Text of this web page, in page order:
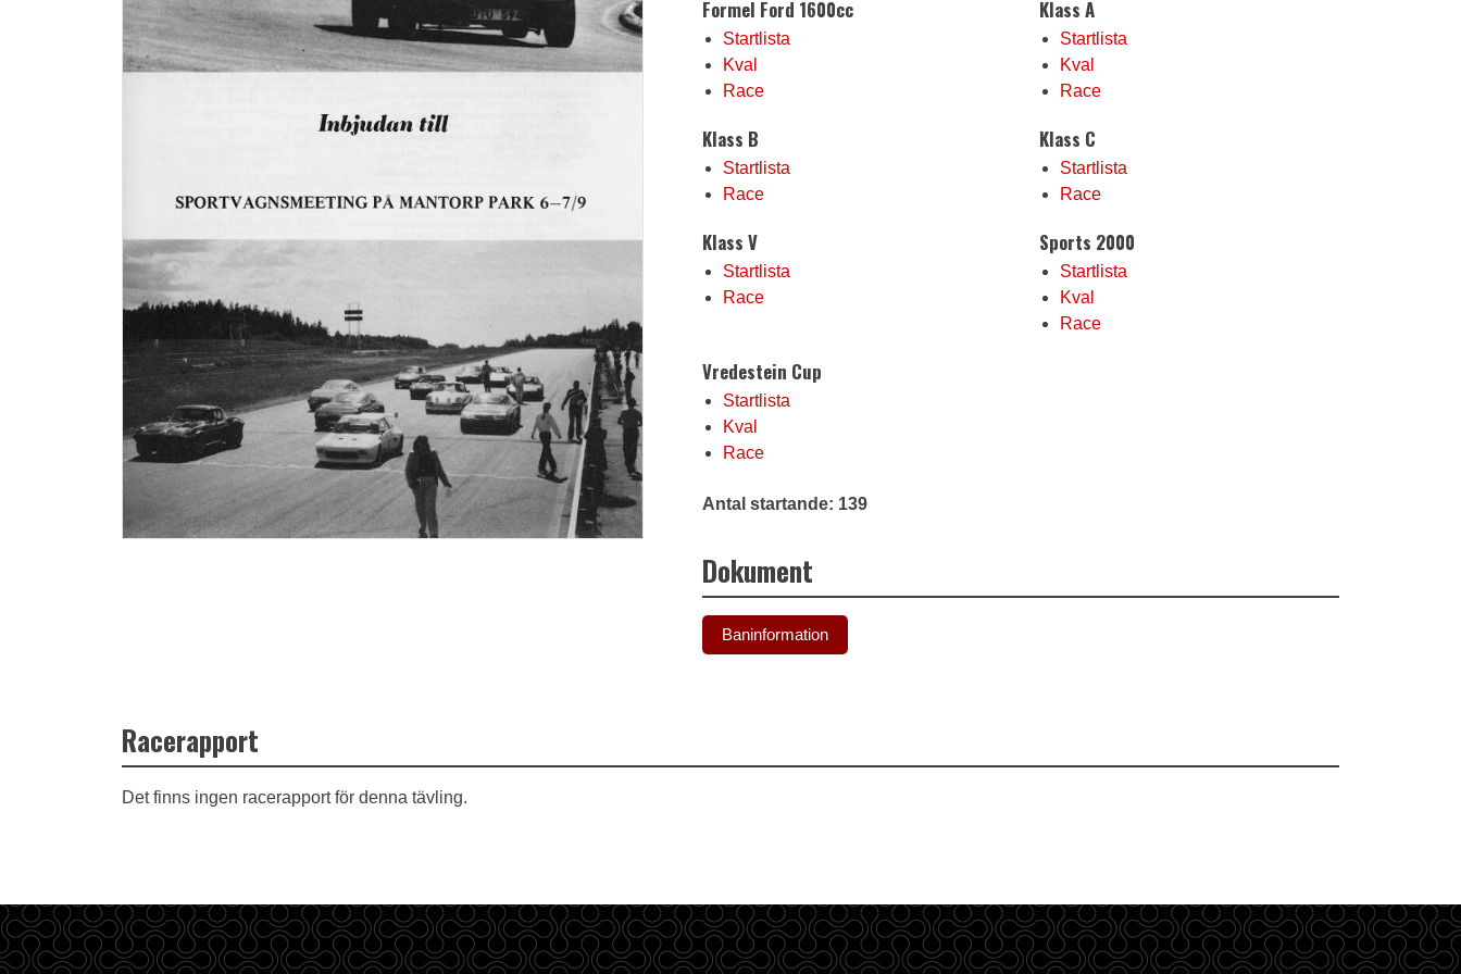
Formel Ford 1600cc
Startlista
Kval
Race
Klass A
Startlista
Kval
Race
Klass B
Startlista
Race
Klass C
Startlista
Race
Klass V
Startlista
Race
Sports 2000
Startlista
Kval
Race
Vredestein Cup
Startlista
Kval
Race
Antal startande: 139
Dokument
Baninformation
Racerapport
Det finns ingen racerapport för denna tävling.